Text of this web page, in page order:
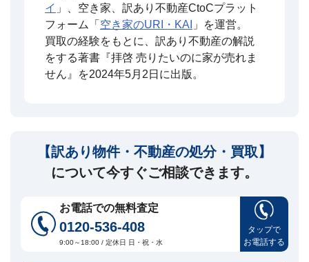
イ 」、空き家、訳あり不動産CtoCプラット
フォーム「 空き家のURI・KAI 」を運営。
買取の経験をもとに、訳あり不動産の解説
をする著書『拝啓 売りたいのに家が売れま
せん』を2024年5月2日に出版。
【訳あり物件・不動産の処分・買取】
について今すぐご相談できます。
お電話での無料査定
0120-536-408
9:00～18:00 / 定休日 日・祝・水
タップで
お電話する